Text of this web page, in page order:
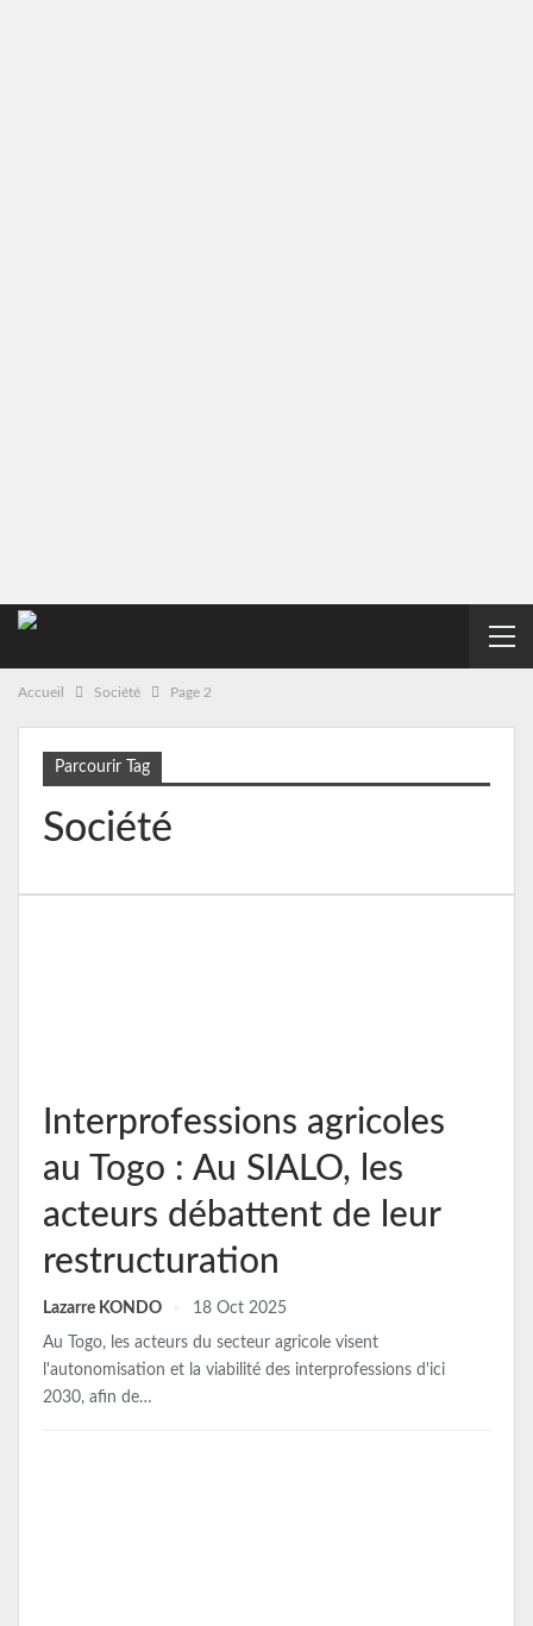
Accueil Société Page 2
Parcourir Tag
Société
Interprofessions agricoles
au Togo : Au SIALO, les
acteurs débattent de leur
restructuration
Lazarre KONDO 18 Oct 2025
Au Togo, les acteurs du secteur agricole visent
l'autonomisation et la viabilité des interprofessions d'ici
2030, afin de…